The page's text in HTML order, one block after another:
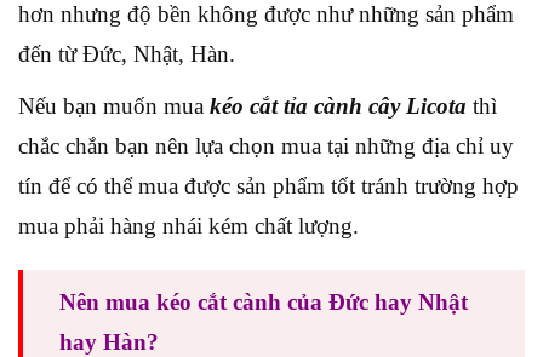
hơn nhưng độ bền không được như những sản phẩm
đến từ Đức, Nhật, Hàn.
Nếu bạn muốn mua kéo cắt tỉa cành cây Licota thì
chắc chắn bạn nên lựa chọn mua tại những địa chỉ uy
tín để có thể mua được sản phẩm tốt tránh trường hợp
mua phải hàng nhái kém chất lượng.
Nên mua kéo cắt cành của Đức hay Nhật
hay Hàn?